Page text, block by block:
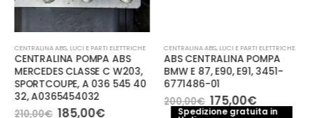
CENTRALINA ABS, LUCI E PARTI ELETTRICHE
CENTRALINA POMPA ABS
MERCEDES CLASSE C W203,
SPORTCOUPE, A 036 545 40
32, A0365454032
210,00€ Il
185,00€Il
CENTRALINA ABS, LUCI E PARTI ELETTRICHE
ABS CENTRALINA POMPA
BMW E 87, E90, E91, 3451-
6771486-01
200,00€ Il
prezzo
175,00€Il
prezzo
Spedizione gratuita in